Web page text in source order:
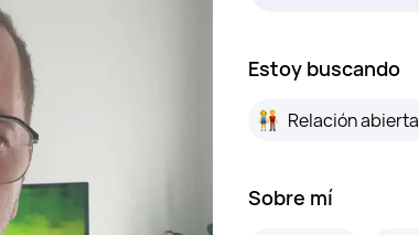
Estoy buscando
Relación abierta
Sobre mí